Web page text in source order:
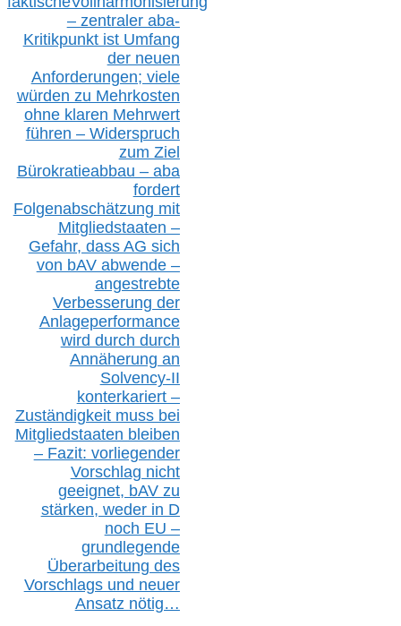
– zentraler aba-
Kritikpunkt ist Umfang
der neuen
Anforderungen; viele
würden zu Mehrkosten
ohne klaren Mehrwert
führen – Widerspruch
zum Ziel
Bürokratieabbau – aba
fordert
Folgenabschätzung mit
Mitgliedstaaten –
Gefahr, dass AG sich
von bAV abwende –
angestrebte
Verbesserung der
Anlageperformance
wird durch durch
Annäherung an
Solvency-II
konterkariert –
Zuständigkeit muss bei
Mitgliedstaaten bleiben
– Fazit: vorliegender
Vorschlag nicht
geeignet, bAVzu
stärken, weder in D
noch EU –
grundlegende
Überarbeitung des
Vorschlags und neuer
Ansatz nötig…